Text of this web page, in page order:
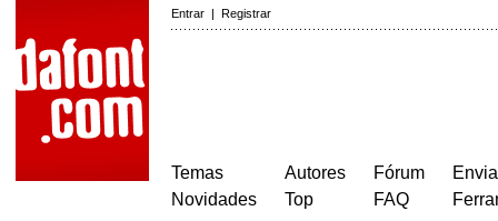
Entrar | Registrar
Temas
Novidades
Autores
Top
Fórum
FAQ